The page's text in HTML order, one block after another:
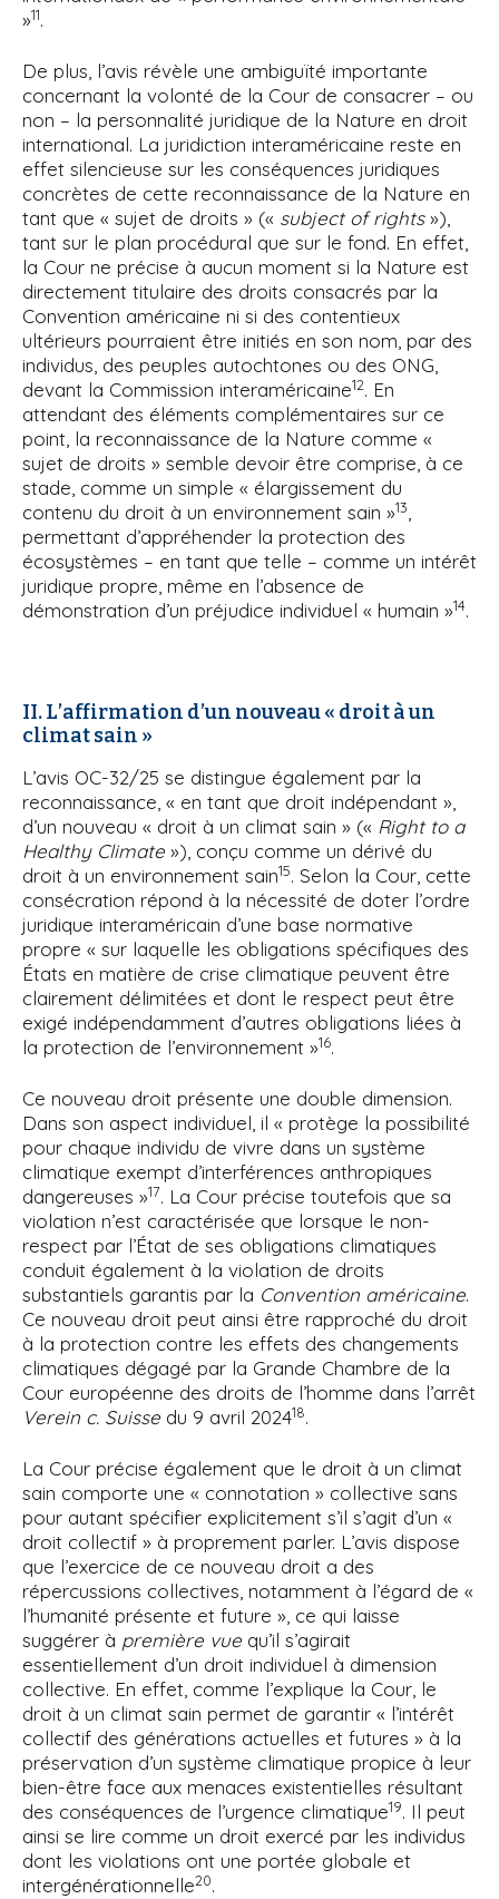
»11.
De plus, l’avis révèle une ambiguïté importante
concernant la volonté de la Cour de consacrer – ou
non – la personnalité juridique de la Nature en droit
international. La juridiction interaméricaine reste en
effet silencieuse sur les conséquences juridiques
concrètes de cette reconnaissance de la Nature en
tant que « sujet de droits » (« subject of rights»),
tant sur le plan procédural que sur le fond. En effet,
la Cour ne précise à aucun moment si la Nature est
directement titulaire des droits consacrés par la
Convention américaine ni si des contentieux
ultérieurs pourraient être initiés en son nom, par des
individus, des peuples autochtones ou des ONG,
devant la Commission interaméricaine12. En
attendant des éléments complémentaires sur ce
point, la reconnaissance de la Nature comme «
sujet de droits » semble devoir être comprise, à ce
stade, comme un simple « élargissement du
contenu du droit à un environnement sain »13,
permettant d’appréhender la protection des
écosystèmes – en tant que telle – comme un intérêt
juridique propre, même en l’absence de
démonstration d’un préjudice individuel « humain »14.
II. L’affirmation d’un nouveau « droit à un
climat sain »
L’avis OC-32/25 se distingue également par la
reconnaissance, « en tant que droit indépendant »,
d’un nouveau « droit à un climat sain » (« Right to a
Healthy Climate »), conçu comme un dérivé du
droit à un environnement sain15. Selon la Cour, cette
consécration répond à la nécessité de doter l’ordre
juridique interaméricain d’une base normative
propre « sur laquelle les obligations spécifiques des
États en matière de crise climatique peuvent être
clairement délimitées et dont le respect peut être
exigé indépendamment d’autres obligations liées à
la protection de l’environnement »16.
Ce nouveau droit présente une double dimension.
Dans son aspect individuel, il « protège la possibilité
pour chaque individu de vivre dans un système
climatique exempt d’interférences anthropiques
dangereuses »17. La Cour précise toutefois que sa
violation n’est caractérisée que lorsque le non-
respect par l’État de ses obligations climatiques
conduit également à la violation de droits
substantiels garantis par la Convention américaine.
Ce nouveau droit peut ainsi être rapproché du droit
à la protection contre les effets des changements
climatiques dégagé par la Grande Chambre de la
Cour européenne des droits de l’homme dans l’arrêt
Verein c. Suisse du 9 avril 202418.
La Cour précise également que le droit à un climat
sain comporte une « connotation » collective sans
pour autant spécifier explicitement s’il s’agit d’un «
droit collectif » à proprement parler. L’avis dispose
que l’exercice de ce nouveau droit a des
répercussions collectives, notamment à l’égard de «
l’humanité présente et future », ce qui laisse
suggérer à première vue qu’il s’agirait
essentiellement d’un droit individuel à dimension
collective. En effet, comme l’explique la Cour, le
droit à un climat sain permet de garantir « l’intérêt
collectif des générations actuelles et futures » à la
préservation d’un système climatique propice à leur
bien-être face aux menaces existentielles résultant
des conséquences de l’urgence climatique19. Il peut
ainsi se lire comme un droit exercé par les individus
dont les violations ont une portée globale et
intergénérationnelle20.